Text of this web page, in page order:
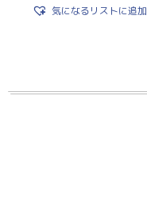
気になるリストに追加